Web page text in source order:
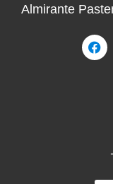
Almirante